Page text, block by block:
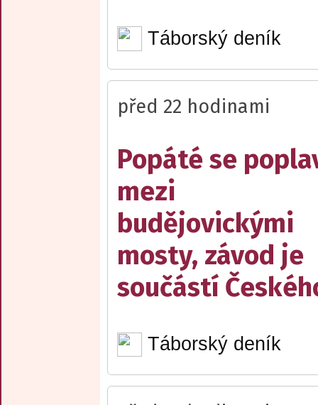
Táborský deník
před 22 hodinami
Popáté se
mezi
budějovickými
mosty, závod je
součástí
Táborský deník